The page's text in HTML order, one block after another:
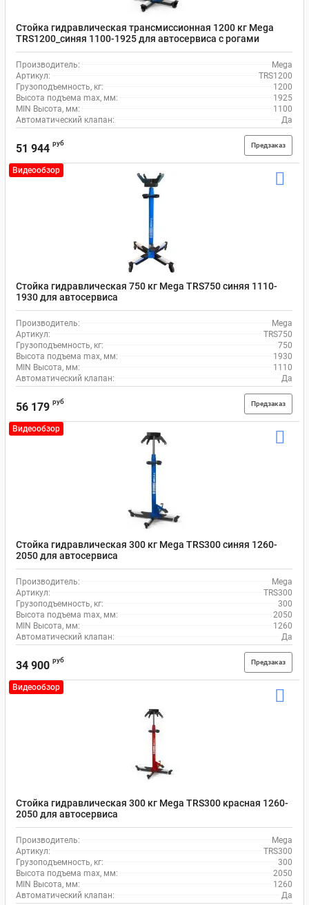
Стойка гидравлическая трансмиссионная 1200 кг Mega
TRS1200_синяя 1100-1925 для автосервиса с рогами
Производитель:
Mega
Артикул:
TRS1200
Грузоподъемность, кг:
1200
Высота подъема max, мм:
1925
MIN Высота, мм:
1100
Автоматический клапан:
Да
51 944 руб Предзаказ
Видеообзор
Стойка гидравлическая 750 кг Mega TRS750 синяя 1110-
1930 для автосервиса
Производитель:
Mega
Артикул:
TRS750
Грузоподъемность, кг:
750
Высота подъема max, мм:
1930
MIN Высота, мм:
1110
Автоматический клапан:
Да
56 179 руб Предзаказ
Видеообзор
Стойка гидравлическая 300 кг Mega TRS300 синяя 1260-
2050 для автосервиса
Производитель:
Mega
Артикул:
TRS300
Грузоподъемность, кг:
300
Высота подъема max, мм:
2050
MIN Высота, мм:
1260
Автоматический клапан:
Да
34 900 руб Предзаказ
Видеообзор
Стойка гидравлическая 300 кг Mega TRS300 красная 1260-
2050 для автосервиса
Производитель:
Mega
Артикул:
TRS300
Грузоподъемность, кг:
300
Высота подъема max, мм:
2050
MIN Высота, мм:
1260
Автоматический клапан:
Да